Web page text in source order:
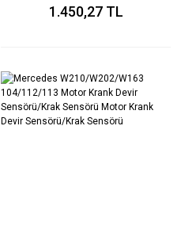
Sensörü
1.450,27 TL